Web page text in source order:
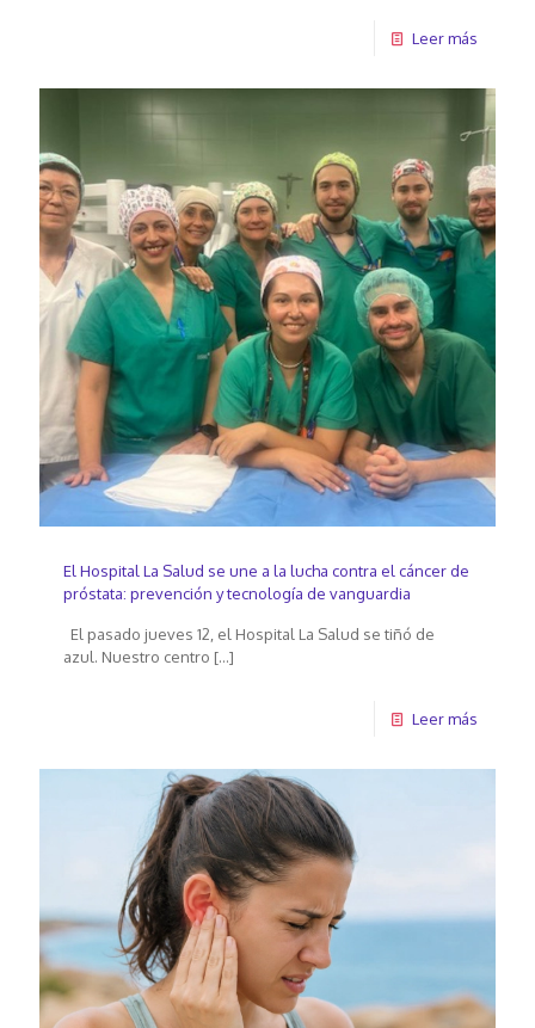
Leer más
El Hospital La Salud se une a la lucha contra el cáncer de
próstata: prevención y tecnología de vanguardia
El pasado jueves 12, el Hospital La Salud se tiñó de
azul. Nuestro centro […]
Leer más